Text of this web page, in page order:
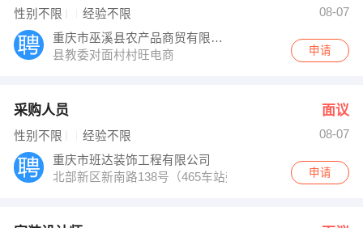
性别不限 经验不限
08-07
重庆市巫溪县农产品商贸有限公司
县教委对面村村旺电商
申请
采购人员 面议
性别不限 经验不限
08-07
重庆市班达装饰工程有限公司
北部新区新南路138号（465车站旁）
申请